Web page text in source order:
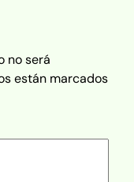
no será
están marcados